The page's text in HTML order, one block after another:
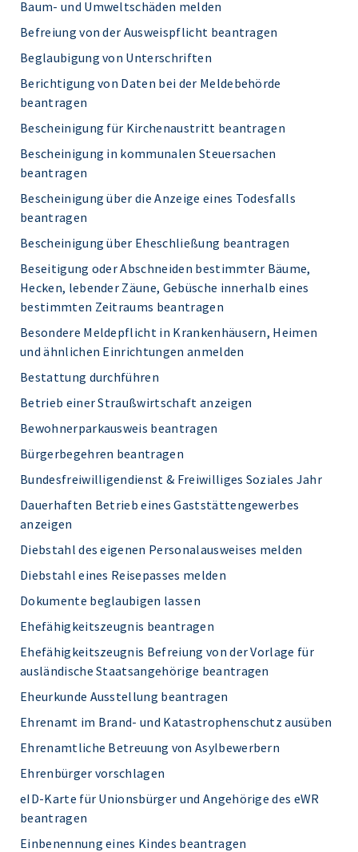
Baum- und Umweltschäden melden
Befreiung von der Ausweispflicht beantragen
Beglaubigung von Unterschriften
Berichtigung von Daten bei der Meldebehörde
beantragen
Bescheinigung für Kirchenaustritt beantragen
Bescheinigung in kommunalen Steuersachen
beantragen
Bescheinigung über die Anzeige eines Todesfalls
beantragen
Bescheinigung über Eheschließung beantragen
Beseitigung oder Abschneiden bestimmter Bäume,
Hecken, lebender Zäune, Gebüsche innerhalb eines
bestimmten Zeitraums beantragen
Besondere Meldepflicht in Krankenhäusern, Heimen
und ähnlichen Einrichtungen anmelden
Bestattung durchführen
Betrieb einer Straußwirtschaft anzeigen
Bewohnerparkausweis beantragen
Bürgerbegehren beantragen
Bundesfreiwilligendienst & Freiwilliges Soziales Jahr
Dauerhaften Betrieb eines Gaststättengewerbes
anzeigen
Diebstahl des eigenen Personalausweises melden
Diebstahl eines Reisepasses melden
Dokumente beglaubigen lassen
Ehefähigkeitszeugnis beantragen
Ehefähigkeitszeugnis Befreiung von der Vorlage für
ausländische Staatsangehörige beantragen
Eheurkunde Ausstellung beantragen
Ehrenamt im Brand- und Katastrophenschutz ausüben
Ehrenamtliche Betreuung von Asylbewerbern
Ehrenbürger vorschlagen
eID-Karte für Unionsbürger und Angehörige des eWR
beantragen
Einbenennung eines Kindes beantragen